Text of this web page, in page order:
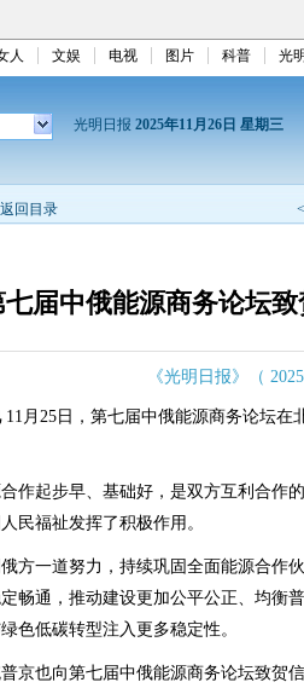
人 文娱 电视 图片 科普 光
光明日报 2025年11月26日 星期三
返回目录
届中俄能源商务论坛致
《光明日报》（
11月25日，第七届中俄能源商务论坛在
起步早、基础好，是双方互利合作的
民福祉发挥了积极作用。
一道努力，持续巩固全面能源合作
畅通，推动建设更加公平公正、均衡
色低碳转型注入更多稳定性。
也向第七届中俄能源商务论坛致贺信